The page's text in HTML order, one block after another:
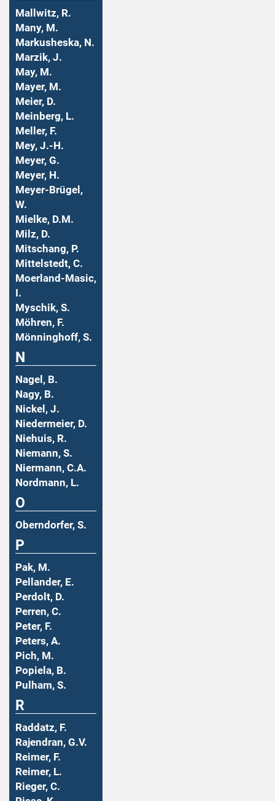
Mallwitz, R.
Many, M.
Markusheska, N.
Marzik, J.
May, M.
Mayer, M.
Meier, D.
Meinberg, L.
Meller, F.
Mey, J.-H.
Meyer, G.
Meyer, H.
Meyer-Brügel,
W.
Mielke, D.M.
Milz, D.
Mitschang, P.
Mittelstedt, C.
Moerland-Masic,
I.
Myschik, S.
Möhren, F.
Mönninghoff, S.
N
Nagel, B.
Nagy, B.
Nickel, J.
Niedermeier, D.
Niehuis, R.
Niemann, S.
Niermann, C.A.
Nordmann, L.
O
Oberndorfer, S.
P
Pak, M.
Pellander, E.
Perdolt, D.
Perren, C.
Peter, F.
Peters, A.
Pich, M.
Popiela, B.
Pulham, S.
R
Raddatz, F.
Rajendran, G.V.
Reimer, F.
Reimer, L.
Rieger, C.